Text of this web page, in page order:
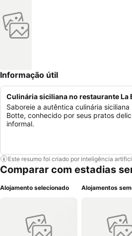
Informação útil
Culinária siciliana no restaurante La
Saboreie a autêntica culinária
Botte, conhecido por seus pratos
informal.
Este resumo foi criado por inteligência
Comparar com estadias
Alojamento selecionado Alojamentos